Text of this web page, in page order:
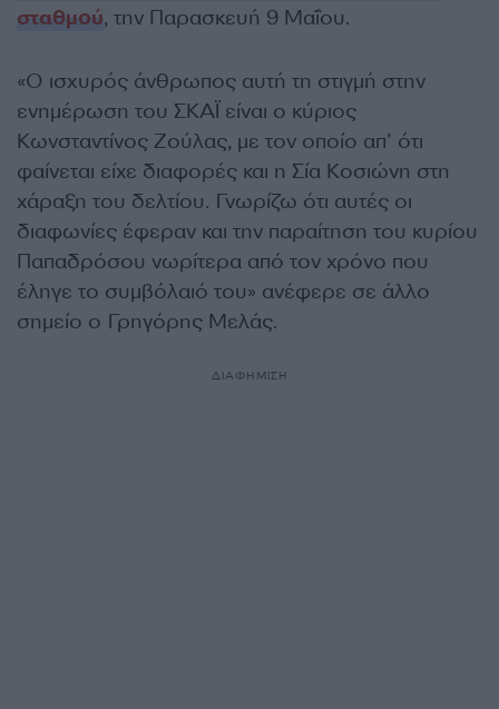
σταθμού, την Παρασκευή 9 Μαΐου.
«Ο ισχυρός άνθρωπος αυτή τη στιγμή στην
ενημέρωση του ΣΚΑΪ είναι ο κύριος
Κωνσταντίνος Ζούλας, με τον οποίο απ’ ότι
φαίνεται είχε διαφορές και η Σία Κοσιώνη στη
χάραξη του δελτίου. Γνωρίζω ότι αυτές οι
διαφωνίες έφεραν και την παραίτηση του κυρίου
Παπαδρόσου νωρίτερα από τον χρόνο που
έληγε το συμβόλαιό του» ανέφερε σε άλλο
σημείο ο Γρηγόρης Μελάς.
ΔΙΑΦΗΜΙΣΗ